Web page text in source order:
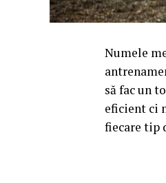
Numele
să fac un
eficient ci
fiecare tip